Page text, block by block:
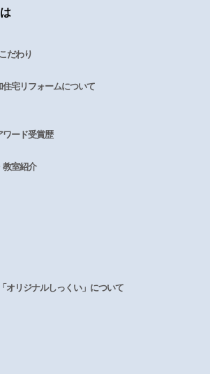
運営に必要な場合、業務
にお客様の個人情報を開示す
す。この場合、開示する個人
な範囲のみに限定し、開示先に
よりお客様の個人情報の管理
イトが保有する個人情報に関
における取り組みを適宜見直
当社に帰属します。また、個
著作権者の表示があるものに
だわり
宅リフォームについて
ワード受賞歴
教室紹介
オリジナルしっくい」について